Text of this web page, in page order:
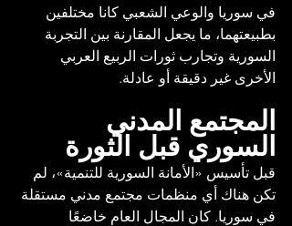
في سوريا والوعي الشعبي كانا مختلفين
بطبيعتهما، ما يجعل المقارنة بين التجربة
السورية وتجارب ثورات الربيع العربي
الأخرى غير دقيقة أو عادلة.
المجتمع المدني
السوري قبل الثورة
قبل تأسيس «الأمانة السورية للتنمية»، لم
تكن هناك أي منظمات مجتمع مدني مستقلة
في سوريا. كان المجال العام خاضعًا